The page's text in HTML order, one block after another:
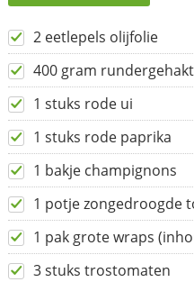
2 eetlepels olijfolie
400 gram rundergehakt
1 stuks rode ui
1 stuks rode paprika
1 bakje champignons
1 potje zongedroogde
1 pak grote wraps
3 stuks trostomaten